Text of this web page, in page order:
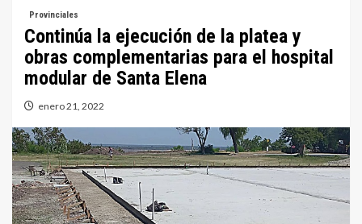
Provinciales
Continúa la ejecución de la platea y
obras complementarias para el hospital
modular de Santa Elena
enero 21, 2022